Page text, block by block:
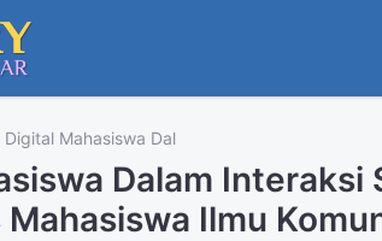
Digital Mahasiswa Dal
Dalam Interaksi
Ilmu